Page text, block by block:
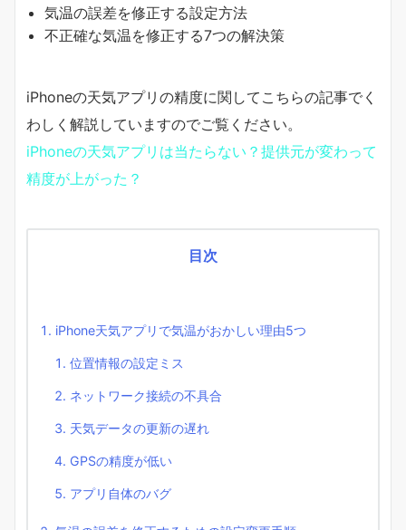
気温の誤差を修正する設定方法
不正確な気温を修正する7つの解決策
iPhoneの天気アプリの精度に関してこちらの記事でく
わしく解説していますのでご覧ください。
iPhoneの天気アプリは当たらない？提供元が変わって
精度が上がった？
目次
iPhone天気アプリで気温がおかしい理由5つ
位置情報の設定ミス
ネットワーク接続の不具合
天気データの更新の遅れ
GPSの精度が低い
アプリ自体のバグ